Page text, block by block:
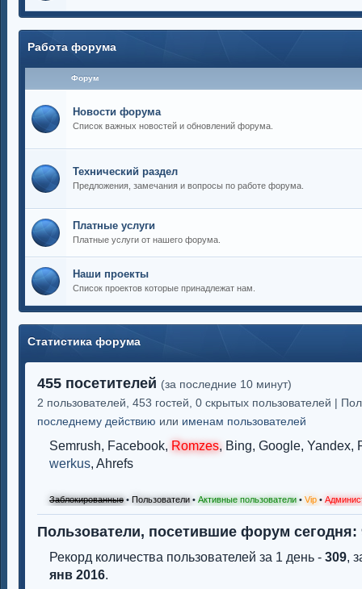
Работа форума
Форум
Новости форума
Список важных новостей и обновлений форума.
Технический раздел
Предложения, замечания и вопросы по работе форума.
Платные услуги
Платные услуги от нашего форума.
Наши проекты
Список проектов которые принадлежат нам.
Статистика форума
455 посетителей (за последние 10 минут)
2 пользователей, 453 гостей, 0 скрытых пользователей |
последнему действию или именам пользователей
Semrush, Facebook, Romzes, Bing, Google, Yandex,
werkus, Ahrefs
Заблокированные • Пользователи • Активные пользователи • Vip •
Пользователи, посетившие форум
Рекорд количества пользователей за 1 день - 309,
янв 2016.